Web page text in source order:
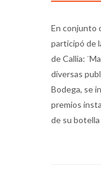
En conjunto
participó de
de Callia:
diversas
Bodega, se
premios
de su botella